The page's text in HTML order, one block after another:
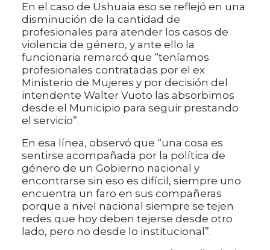
En el caso de Ushuaia eso se reflejó en una
disminución de la cantidad de
profesionales para atender los casos de
violencia de género, y ante ello la
funcionaria remarcó que “teníamos
profesionales contratadas por el ex
Ministerio de Mujeres y por decisión del
intendente Walter Vuoto las absorbimos
desde el Municipio para seguir prestando
el servicio”.
En esa línea, observó que “una cosa es
sentirse acompañada por la política de
género de un Gobierno nacional y
encontrarse sin eso es difícil, siempre uno
encuentra un faro en sus compañeras
porque a nivel nacional siempre se tejen
redes que hoy deben tejerse desde otro
lado, pero no desde lo institucional”.